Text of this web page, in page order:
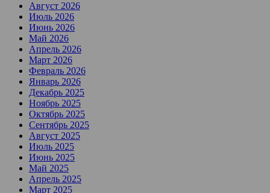
Август 2026
Июль 2026
Июнь 2026
Май 2026
Апрель 2026
Март 2026
Февраль 2026
Январь 2026
Декабрь 2025
Ноябрь 2025
Октябрь 2025
Сентябрь 2025
Август 2025
Июль 2025
Июнь 2025
Май 2025
Апрель 2025
Март 2025